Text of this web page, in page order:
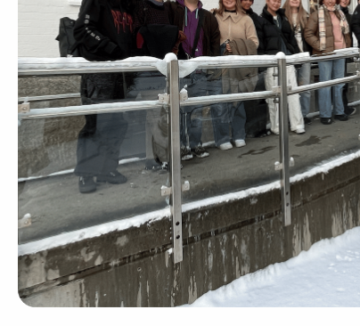
Radio, TV og Innholdsproduksjon
Sportsjournalistikk og idrett
Halvårskurs
Tilrettelagt linje
Foto og Japan